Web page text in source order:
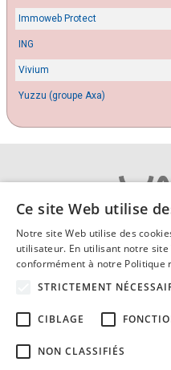
Immoweb Protect
ING
Vivium
Yuzzu (groupe Axa)
A propos|
Vie privée| Conditions
© 2026 Comparatif-
Textes et concepts protégés
Publication de
Yago S.A.
(l’Autorité des
Ce site Web utilise
Notre site Web utilise des
utilisateur. En utilisant notre site
conformément à notre Politique
STRICTEMENT
CIBLAGE
NON CLASSIFIÉS